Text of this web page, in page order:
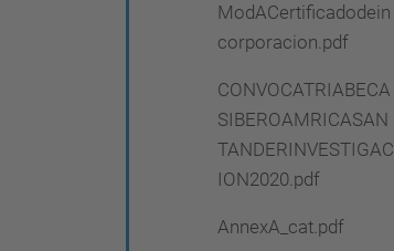
ModACertificadodein
corporacion.pdf
CONVOCATRIABECA
SIBEROAMRICASAN
TANDERINVESTIGAC
ION2020.pdf
AnnexA_cat.pdf